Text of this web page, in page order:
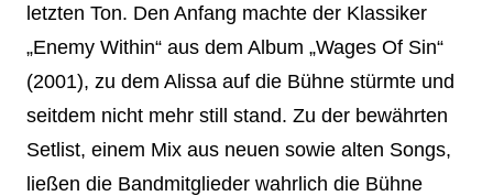
letzten Ton. Den Anfang machte der Klassiker
„Enemy Within“ aus dem Album „Wages Of Sin“
(2001), zu dem Alissa auf die Bühne stürmte und
seitdem nicht mehr still stand. Zu der bewährten
Setlist, einem Mix aus neuen sowie alten Songs,
ließen die Bandmitglieder wahrlich die Bühne